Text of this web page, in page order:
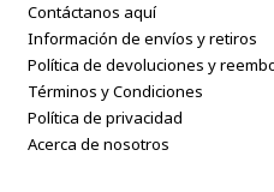
Contáctanos aquí
Información de envíos y retiros
Política de devoluciones y
Términos y Condiciones
Política de privacidad
Acerca de nosotros